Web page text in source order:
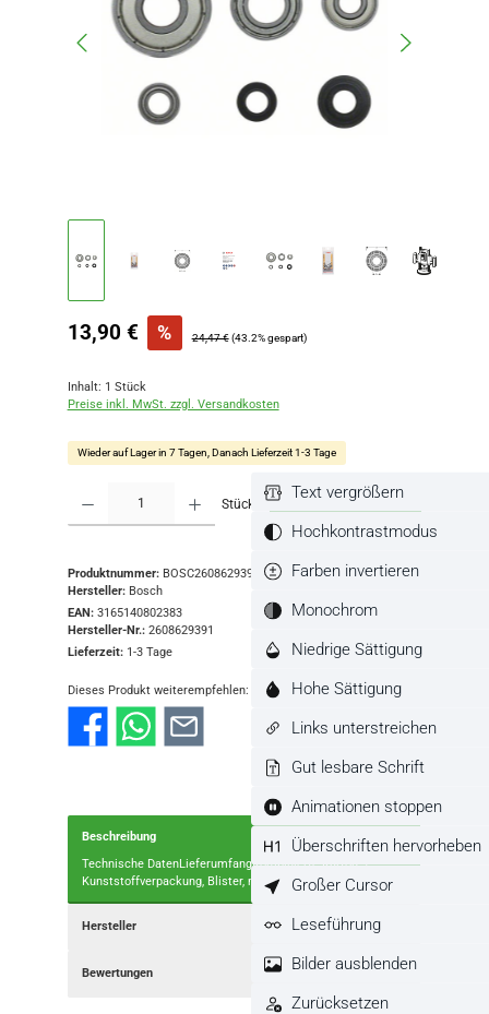
Verkaufspreis:
13,90 € % Regulärer Preis:
24,47 € (43.2% gespart)
Inhalt: 1 Stück
Preise inkl. MwSt. zzgl. Versandkosten
Wieder auf Lager in 7 Tagen, Danach Lieferzeit 1-3 Tage
Produkt Anzahl: Gib den gewünschten Wert ein oder benutze die
Stück In den Warenkorb
Produktnummer: BOSC2608629391
Hersteller: Bosch
EAN: 3165140802383
Hersteller-Nr.: 2608629391
Lieferzeit: 1-3 Tage
Dieses Produkt weiterempfehlen:
Beschreibung
Technische DatenLieferumfangKombinierte Karton- /
Kunststoffverpackung, Blister, mit EurolochMehr
Hersteller
Bewertungen
Text vergrößern
Hochkontrastmodus
Farben invertieren
Monochrom
Niedrige Sättigung
Hohe Sättigung
Links unterstreichen
Gut lesbare Schrift
Animationen stoppen
Überschriften hervorheben
Großer Cursor
Leseführung
Bilder ausblenden
Zurücksetzen